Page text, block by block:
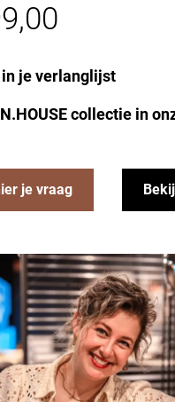
je verlanglijst
collectie in
je vraag